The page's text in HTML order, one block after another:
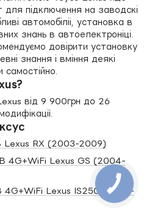
для підключення на заводскі
автомобіліі, установка в
знань в автоелектроніці.
довірити установку
знання і вміння деякі
самостійно.
від 9 900грн до 26
Lexus RX (2003-2009)
4G+WiFi Lexus GS (2004-
4G+WiFi Lexus IS250 (2005-